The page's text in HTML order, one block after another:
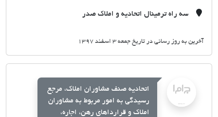
سه راه ترمینال اتحادیه و املاک صدر
آخرین به روز رسانی در تاریخ جمعه 3 اسفند 1397
اتحادیه صنف مشاوران املاک، مرجع
رسیدگی به امور مربوط به مشاوران
املاک و قرارداهای رهن، اجاره،